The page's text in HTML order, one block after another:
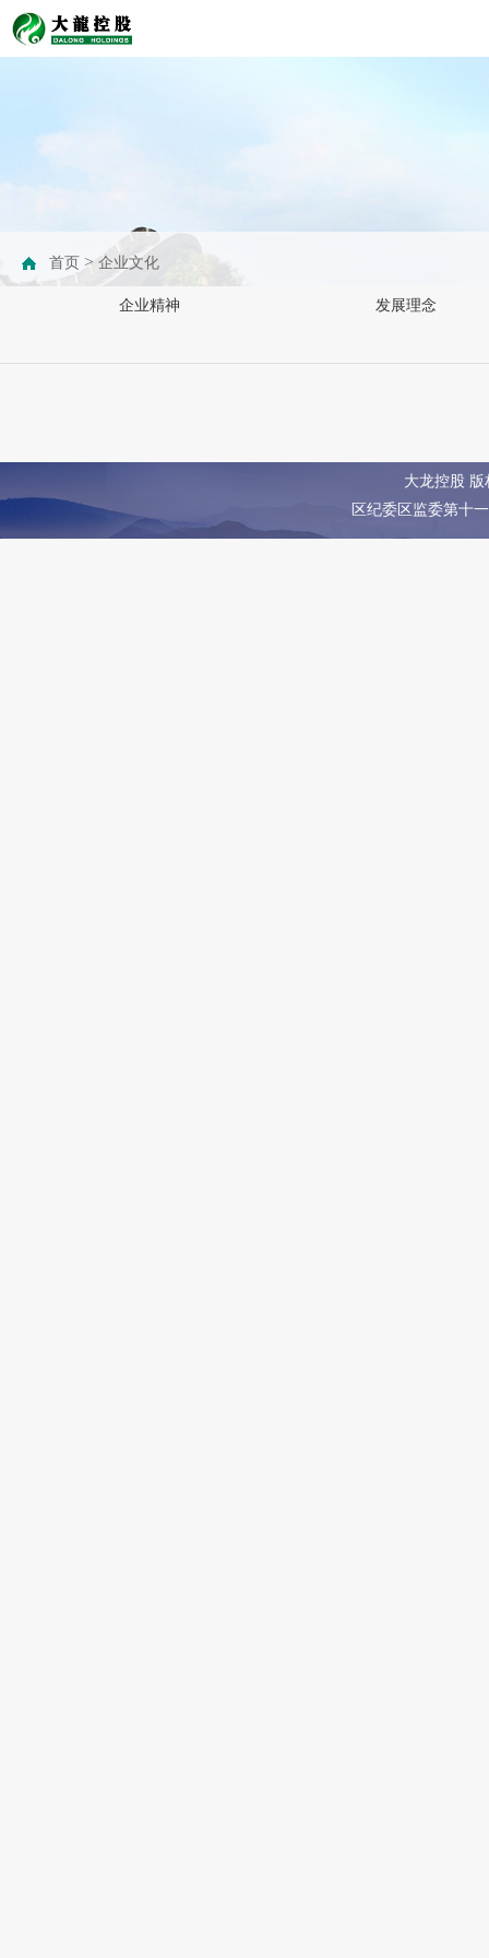
首页> 企业文化
企业精神 发展理念
大龙控股
区纪委区监委第十